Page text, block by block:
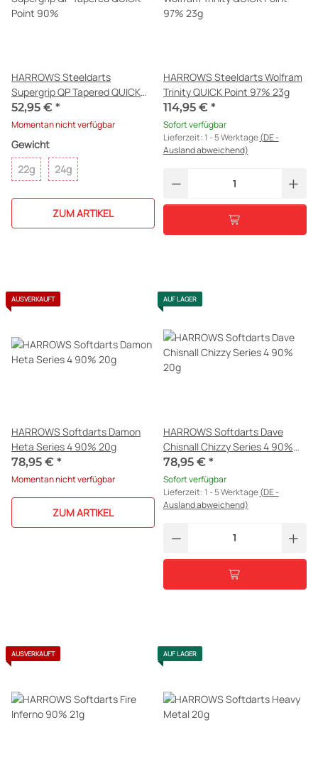
HARROWS Steeldarts
Supergrip QP Tapered QUICK
Point 90%
52,95 € *
Momentan nicht verfügbar
Gewicht
22g
24g
ZUM ARTIKEL
HARROWS Steeldarts Wolfram
Trinity QUICK Point 97% 23g
114,95 € *
Sofort verfügbar
Lieferzeit:1 - 5 Werktage(DE -
Ausland abweichend)
AUSVERKAUFT
HARROWS Softdarts Damon
Heta Series 4 90% 20g
78,95 € *
Momentan nicht verfügbar
ZUM ARTIKEL
AUF LAGER
HARROWS Softdarts Dave
Chisnall Chizzy Series 4 90%
20g
78,95 € *
Sofort verfügbar
Lieferzeit:1 - 5 Werktage(DE -
Ausland abweichend)
AUSVERKAUFT AUF LAGER